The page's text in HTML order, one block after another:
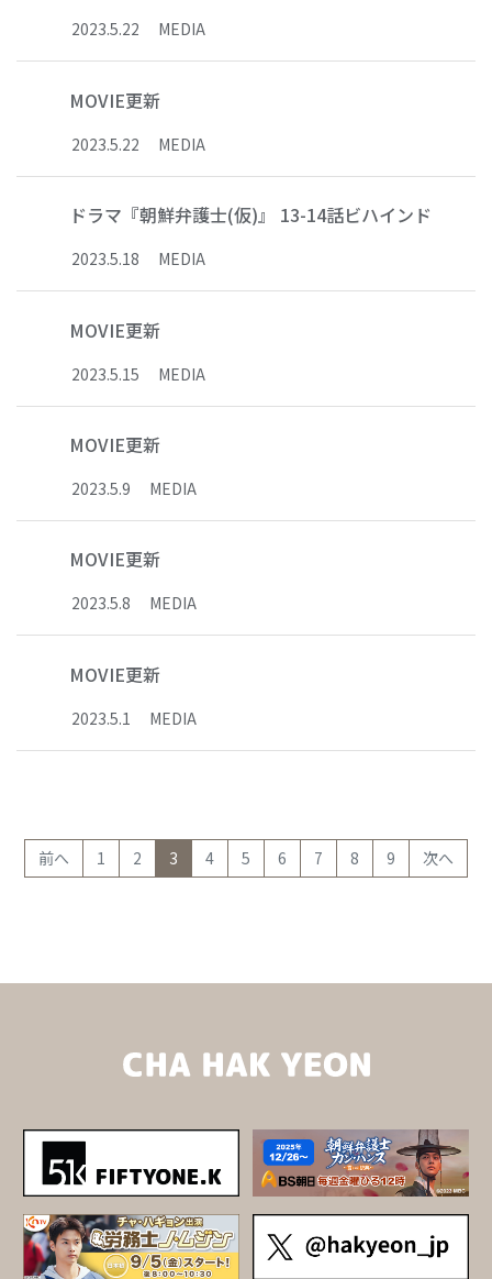
2023.5.22 MEDIA
MOVIE更新
2023.5.22 MEDIA
ドラマ『朝鮮弁護士(仮)』 13-14話ビハインド
2023.5.18 MEDIA
MOVIE更新
2023.5.15 MEDIA
MOVIE更新
2023.5.9 MEDIA
MOVIE更新
2023.5.8 MEDIA
MOVIE更新
2023.5.1 MEDIA
前へ 1 2 3 (current)
4 5 6 7 8 9 次へ